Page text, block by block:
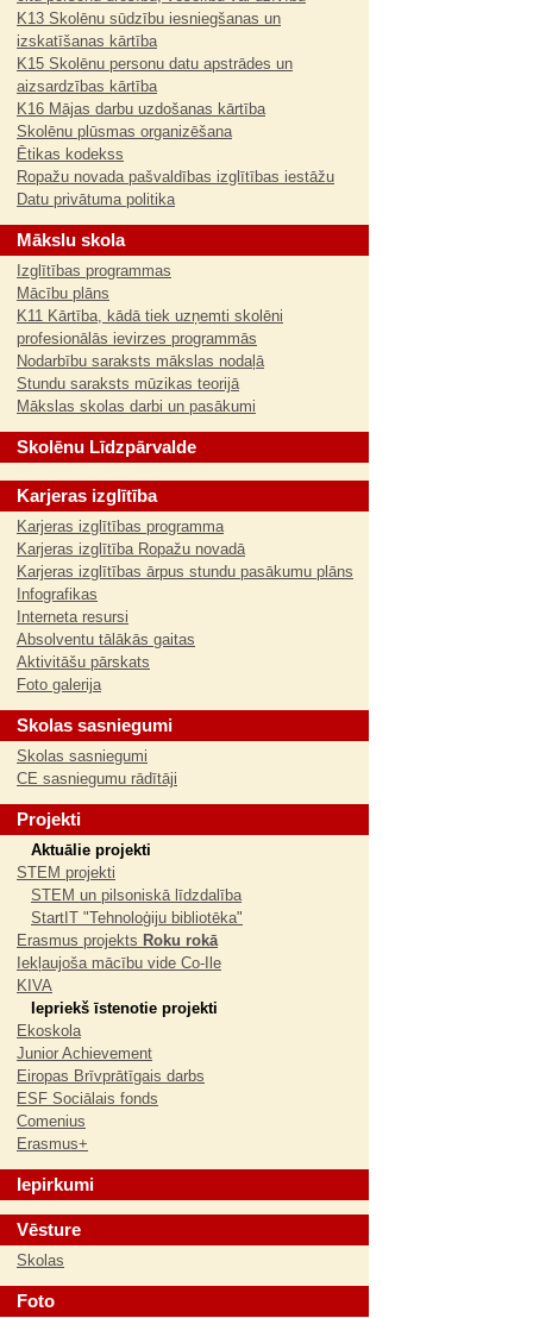
K13 Skolēnu sūdzību iesniegšanas un
izskatīšanas kārtība
K15 Skolēnu personu datu apstrādes un
aizsardzības kārtība
K16 Mājas darbu uzdošanas kārtība
Skolēnu plūsmas organizēšana
Ētikas kodekss
Ropažu novada pašvaldības izglītības iestāžu
Datu privātuma politika
Mākslu skola
Izglītības programmas
Mācību plāns
K11 Kārtība, kādā tiek uzņemti skolēni
profesionālās ievirzes programmās
Nodarbību saraksts mākslas nodaļā
Stundu saraksts mūzikas teorijā
Mākslas skolas darbi un pasākumi
Skolēnu Līdzpārvalde
Karjeras izglītība
Karjeras izglītības programma
Karjeras izglītība Ropažu novadā
Karjeras izglītības ārpus stundu pasākumu plāns
Infografikas
Interneta resursi
Absolventu tālākās gaitas
Aktivitāšu pārskats
Foto galerija
Skolas sasniegumi
Skolas sasniegumi
CE sasniegumu rādītāji
Projekti
Aktuālie projekti
STEM projekti
STEM un pilsoniskā līdzdalība
StartIT "Tehnoloģiju bibliotēka"
Erasmus projekts Roku rokā
Iekļaujoša mācību vide Co-Ile
KIVA
Iepriekš īstenotie projekti
Ekoskola
Junior Achievement
Eiropas Brīvprātīgais darbs
ESF Sociālais fonds
Comenius
Erasmus+
Iepirkumi
Vēsture
Skolas
Foto